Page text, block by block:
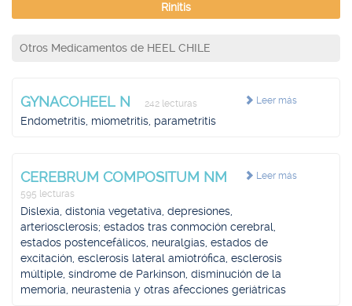
Rinitis
Otros Medicamentos de HEEL CHILE
Leer más
GYNACOHEEL N 242 lecturas
Endometritis, miometritis, parametritis
Leer más
CEREBRUM COMPOSITUM NM
595 lecturas
Dislexia, distonía vegetativa, depresiones,
arteriosclerosis; estados tras conmoción cerebral,
estados postencefálicos, neuralgias, estados de
excitación, esclerosis lateral amiotrófica, esclerosis
múltiple, síndrome de Parkinson, disminución de la
memoria, neurastenia y otras afecciones geriátricas